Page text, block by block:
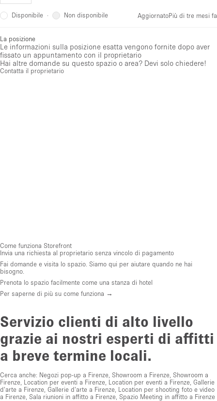
Disponibile · Non disponibile AggiornatoPiù di tre mesi fa
La posizione
Le informazioni sulla posizione esatta vengono fornite dopo aver
fissato un appuntamento con il proprietario
Hai altre domande su questo spazio o area? Devi solo chiedere!
Contatta il proprietario
Come funziona Storefront
Invia una richiesta al proprietario senza vincolo di pagamento
Fai domande e visita lo spazio. Siamo qui per aiutare quando ne hai
bisogno.
Prenota lo spazio facilmente come una stanza di hotel
Per saperne di più su come funziona →
Servizio clienti di alto livello
grazie ai nostri esperti di affitti
a breve termine locali.
Cerca anche: Negozi pop-up a Firenze Showroom a Firenze Showroom a
Firenze Location per eventi a Firenze Location per eventi a Firenze Gallerie
d'arte a Firenze Gallerie d'arte a Firenze Location per shooting foto e video
a Firenze Sala riunioni in affitto a Firenze Spazio Meeting in affitto a Firenze